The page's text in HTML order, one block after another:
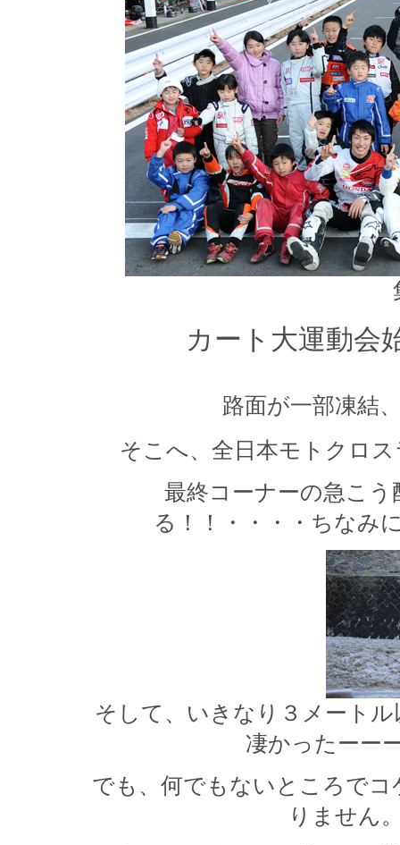
カート大運動会
路面が一部凍結
そこへ、全日本モトクロ
最終コーナーの急こ
る！！・・・・ちなみ
そして、いきなり３メート
凄かったーー
でも、何でもないところで
りません